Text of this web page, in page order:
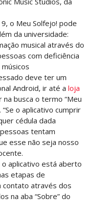
o Meu Solfejo! pode
da universidade:
musical através do
com deficiência
deve ter um
Android, ir até a loja
busca o termo “Meu
o aplicativo cumprir
cédula dada
tentam
esse não seja nosso
aplicativo está aberto
etapas de
contato através dos
na aba “Sobre” do